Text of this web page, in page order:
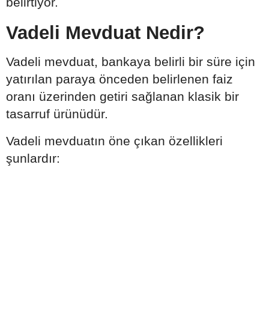
Vadeli Mevduat Nedir?
Vadeli mevduat, bankaya belirli bir süre için
yatırılan paraya önceden belirlenen faiz
oranı üzerinden getiri sağlanan klasik bir
tasarruf ürünüdür.
Vadeli mevduatın öne çıkan özellikleri
şunlardır: